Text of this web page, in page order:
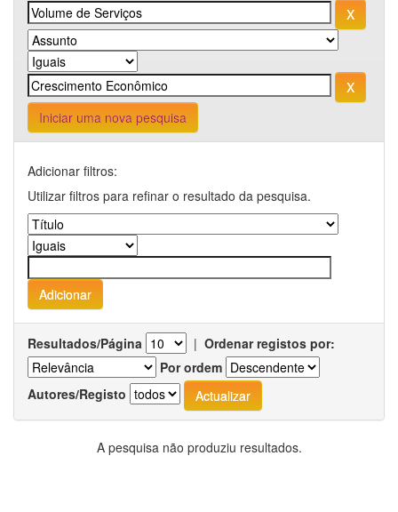
Iniciar uma nova pesquisa
Adicionar filtros:
Utilizar filtros para refinar o resultado da pesquisa.
Resultados/Página | Ordenar registos por:
Por ordem
Autores/Registo
A pesquisa não produziu resultados.